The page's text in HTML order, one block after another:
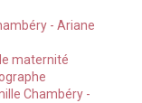
- Ariane
maternité
Chambéry -